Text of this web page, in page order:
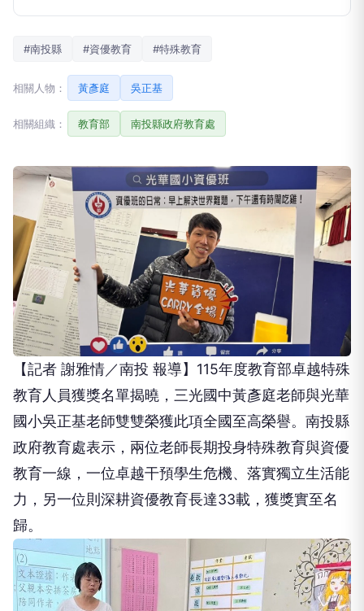
#南投縣 #資優教育 #特殊教育
相關人物： 黃彥庭 吳正基
相關組織： 教育部 南投縣政府教育處
【記者 謝雅情／南投 報導】115年度教育部卓越特殊
教育人員獲獎名單揭曉，三光國中黃彥庭老師與光華
國小吳正基老師雙雙榮獲此項全國至高榮譽。南投縣
政府教育處表示，兩位老師長期投身特殊教育與資優
教育一線，一位卓越干預學生危機、落實獨立生活能
力，另一位則深耕資優教育長達33載，獲獎實至名
歸。